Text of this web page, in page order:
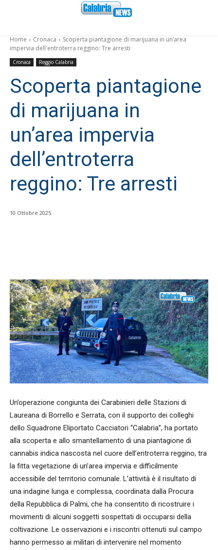
Home Cronaca
Scoperta piantagione di marijuana in un’area
impervia dell'entroterra reggino: Tre arresti
Cronaca Reggio Calabria
Scoperta piantagione
di marijuana in
un’area impervia
dell’entroterra
reggino: Tre arresti
10 Ottobre 2025
Un’operazione congiunta dei Carabinieri delle Stazioni di
Laureana di Borrello e Serrata, con il supporto dei colleghi
dello Squadrone Eliportato Cacciatori “Calabria”, ha portato
alla scoperta e allo smantellamento di una piantagione di
cannabis indica nascosta nel cuore dell’entroterra reggino, tra
la fitta vegetazione di un’area impervia e difficilmente
accessibile del territorio comunale. L’attività è il risultato di
una indagine lunga e complessa, coordinata dalla Procura
della Repubblica di Palmi, che ha consentito di ricostruire i
movimenti di alcuni soggetti sospettati di occuparsi della
coltivazione. Le osservazioni e i riscontri ottenuti sul campo
hanno permesso ai militari di intervenire nel momento